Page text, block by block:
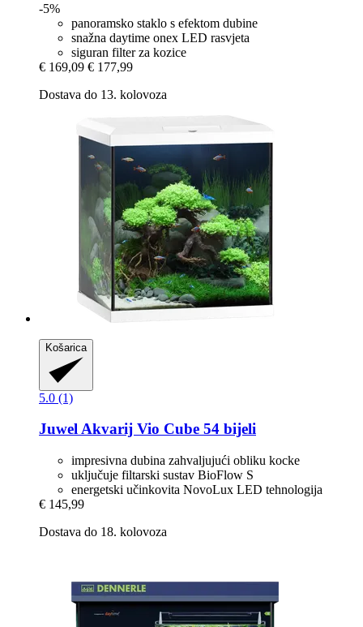
-5%
panoramsko staklo s efektom dubine
snažna daytime onex LED rasvjeta
siguran filter za kozice
€ 169,09 € 177,99
Dostava do 13. kolovoza
Košarica
5.0 (1)
JuwelAkvarij Vio Cube 54 bijeli
impresivna dubina zahvaljujući obliku kocke
uključuje filtarski sustav BioFlow S
energetski učinkovita NovoLux LED tehnologija
€ 145,99
Dostava do 18. kolovoza